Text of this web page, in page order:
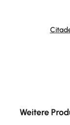
Weitere